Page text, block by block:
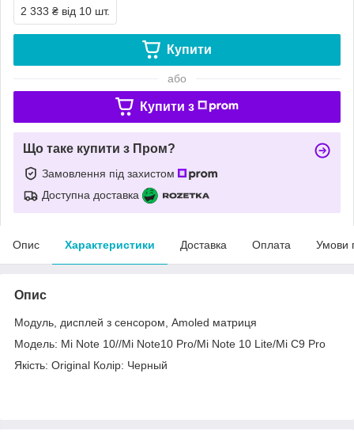
2 333 ₴ від 10 шт.
Купити
або
Купити з
Що таке купити з Пром?
Замовлення під захистом
Доступна доставка
Опис Характеристики Доставка Оплата Умови
Опис
Модуль, дисплей з сенсором, Amoled матриця
Модель: Mi Note 10//Mi Note10 Pro/Mi Note 10 Lite/Mi C9 Pro
Якість: Original Колір: Черный